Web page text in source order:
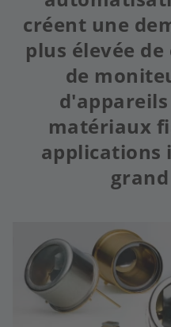
créent une
plus élevée
de
matériaux
applications